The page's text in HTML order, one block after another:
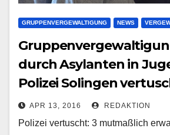
GRUPPENVERGEWALTIGUNG NEWS
durch Asylanten in
Polizei Solingen
APR 13, 2016 REDAKTION
Polizei vertuscht: 3 mutmaßlich